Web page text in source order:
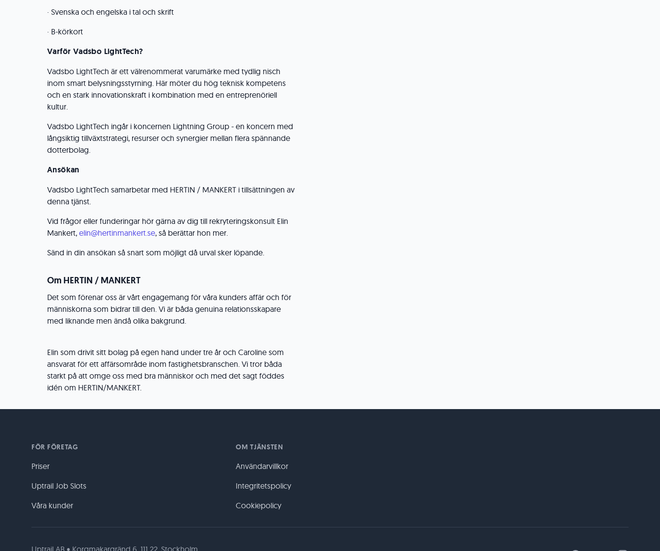
· Svenska och engelska i tal och skrift
· B-körkort
Varför Vadsbo LightTech?
Vadsbo LightTech är ett välrenommerat varumärke med tydlig nisch
inom smart belysningsstyrning. Här möter du hög teknisk kompetens
och en stark innovationskraft i kombination med en entreprenöriell
kultur.
Vadsbo LightTech ingår i koncernen Lightning Group - en koncern med
långsiktig tillväxtstrategi, resurser och synergier mellan flera spännande
dotterbolag.
Ansökan
Vadsbo LightTech samarbetar med HERTIN / MANKERT i tillsättningen av
denna tjänst.
Vid frågor eller funderingar hör gärna av dig till rekryteringskonsult Elin
Mankert, elin@hertinmankert.se, så berättar hon mer.
Sänd in din ansökan så snart som möjligt då urval sker löpande.
Om HERTIN / MANKERT
Det som förenar oss är vårt engagemang för våra kunders affär och för
människorna som bidrar till den. Vi är båda genuina relationsskapare
med liknande men ändå olika bakgrund.
Elin som drivit sitt bolag på egen hand under tre år och Caroline som
ansvarat för ett affärsområde inom fastighetsbranschen. Vi tror båda
starkt på att omge oss med bra människor och med det sagt föddes
idén om HERTIN/MANKERT.
FÖR FÖRETAG
Priser
Uptrail Job Slots
Våra kunder
OM TJÄNSTEN
Användarvillkor
Integritetspolicy
Cookiepolicy
Uptrail AB • Korgmakargränd 6, 111 22, Stockholm